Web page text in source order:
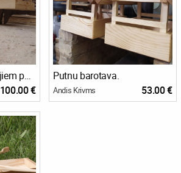
Putnu barotava lielajiem putniem.
100.00 €
Putnu barotava.
Andis Krivms 53.00 €